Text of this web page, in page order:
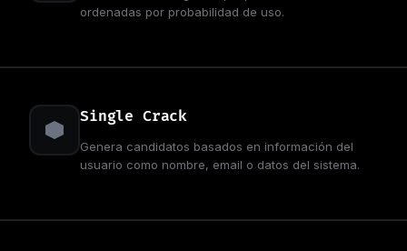
ordenadas por probabilidad de uso.
Single Crack
Genera candidatos basados en información del
usuario como nombre, email o datos del sistema.